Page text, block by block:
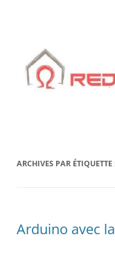
ARCHIVES PAR ÉTIQUETTE
Arduino avec